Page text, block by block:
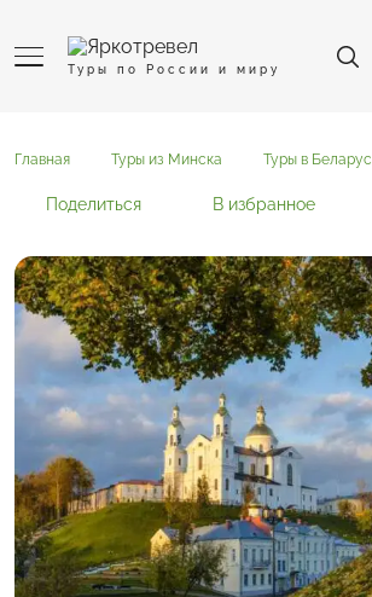
Туры по России и миру
Главная Туры из Минска Туры в
Поделиться В избранное